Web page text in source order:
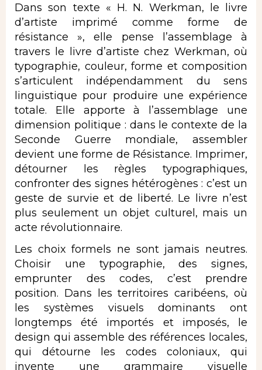
Dans son texte « H. N. Werkman, le livre
d’artiste imprimé comme forme de
résistance », elle pense l’assemblage à
travers le livre d’artiste chez Werkman, où
typographie, couleur, forme et composition
s’articulent indépendamment du sens
linguistique pour produire une expérience
totale. Elle apporte à l’assemblage une
dimension politique : dans le contexte de la
Seconde Guerre mondiale, assembler
devient une forme de Résistance. Imprimer,
détourner les règles typographiques,
confronter des signes hétérogènes : c’est un
geste de survie et de liberté. Le livre n’est
plus seulement un objet culturel, mais un
acte révolutionnaire.
Les choix formels ne sont jamais neutres.
Choisir une typographie, des signes,
emprunter des codes, c’est prendre
position. Dans les territoires caribéens, où
les systèmes visuels dominants ont
longtemps été importés et imposés, le
design qui assemble des références locales,
qui détourne les codes coloniaux, qui
invente une grammaire visuelle